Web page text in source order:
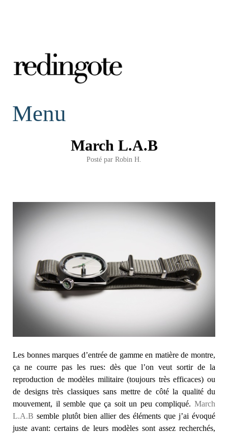
redingote.
Menu
March L.A.B
Posté par Robin H.
Les bonnes marques d’entrée de gamme en matière de montre,
ça ne courre pas les rues: dès que l’on veut sortir de la
reproduction de modèles militaire (toujours très efficaces) ou
de designs très classiques sans mettre de côté la qualité du
mouvement, il semble que ça soit un peu compliqué. March
L.A.B semble plutôt bien allier des éléments que j’ai évoqué
juste avant: certains de leurs modèles sont assez recherchés,